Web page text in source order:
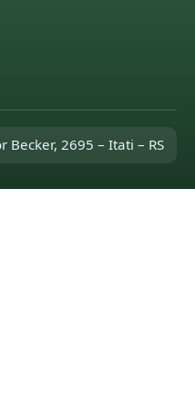
Becker, 2695 – Itati – RS